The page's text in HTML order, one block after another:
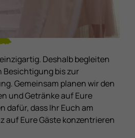
Deshalb begleiten
Besichtigung bis zur
Gemeinsam planen wir den
und Getränke auf Eure
dafür, dass Ihr Euch am
auf Eure Gäste konzentrieren